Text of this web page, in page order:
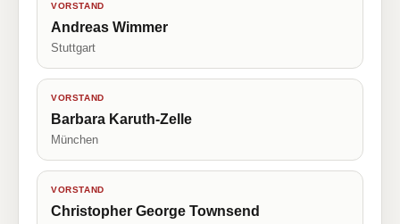
VORSTAND
Andreas Wimmer
Stuttgart
VORSTAND
Barbara Karuth-Zelle
München
VORSTAND
Christopher George Townsend